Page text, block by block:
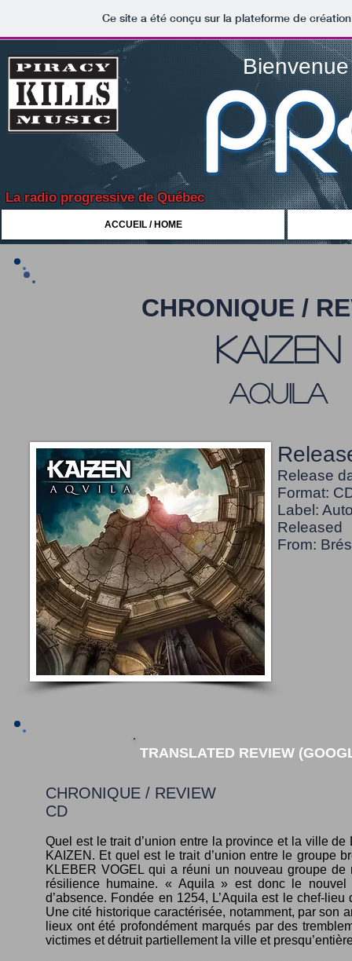
Ce site a été conçu sur la plateforme de
La radio progressive de Québec
CHRONIQUE /
kaizen
aquila
Release
Format:
Label:
Released
From:
TRANSLATED REVIEW
CHRONIQUE / REVIEW
CD
Quel est le trait d’union entre la province et la ville
KAIZEN. Et quel est le trait d’union entre le groupe
KLEBER VOGEL qui a réuni un nouveau groupe de
résilience humaine. « Aquila » est donc le
d’absence. Fondée en 1254, L’Aquila est le chef-
Une cité historique caractérisée, notamment, par son
lieux ont été profondément marqués par des
victimes et détruit partiellement la ville et
ACCUEIL / HOME